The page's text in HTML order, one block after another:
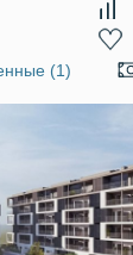
(1)